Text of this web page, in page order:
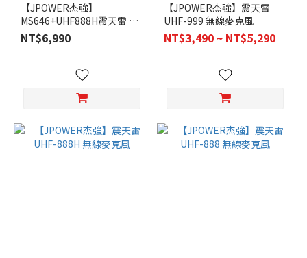
【JPOWER杰強】
MS646+UHF888H震天雷 專
業無線麥克風
NT$6,990
【JPOWER杰強】震天雷
UHF-999 無線麥克風
NT$3,490 ~ NT$5,290